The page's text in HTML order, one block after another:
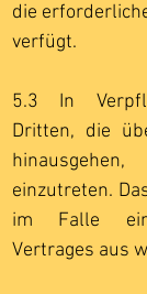
die
verfügt.
5.3 In
Dritten, die
einzutreten.
im Falle
Vertrages aus